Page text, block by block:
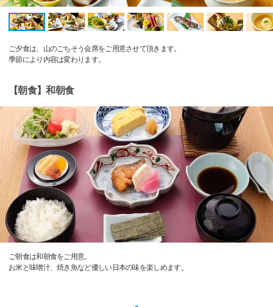
ご夕食は、山のごちそう会席をご用意させて頂きます。
季節により内容は変わります。
【朝食】和朝食
ご朝食は和朝食をご用意。
お米と味噌汁、焼き魚など優しい日本の味を楽しめます。